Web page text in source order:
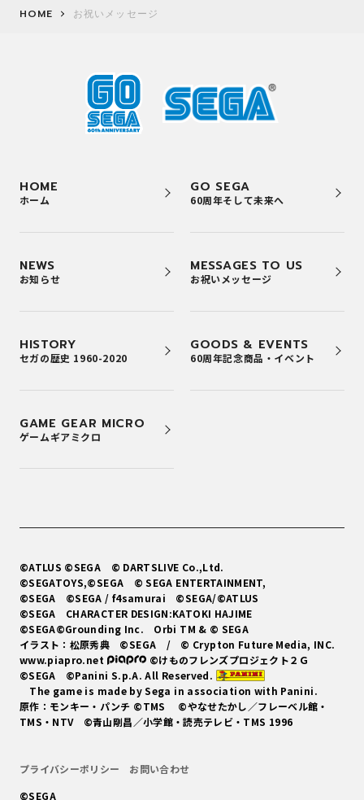
HOME お祝いメッセージ
HOME
ホーム
GO SEGA
60周年そして未来へ
NEWS
お知らせ
MESSAGES TO US
お祝いメッセージ
HISTORY
セガの歴史 1960-2020
GOODS & EVENTS
60周年記念商品・イベント
GAME GEAR MICRO
ゲームギアミクロ
©ATLUS ©SEGA © DARTSLIVE Co.,Ltd.
©SEGATOYS,©SEGA © SEGA ENTERTAINMENT,
©SEGA ©SEGA / f4samurai ©SEGA/©ATLUS
©SEGA CHARACTER DESIGN:KATOKI HAJIME
©SEGA©Grounding Inc. Orbi TM & © SEGA
イラスト：松原秀典 ©SEGA / © Crypton Future Media, INC.
www.piapro.net
©けものフレンズプロジェクト２Ｇ
©SEGA ©Panini S.p.A. All Reserved.
The game is made by Sega in association with Panini.
原作：モンキー・パンチ ©TMS ©やなせたかし／フレーベル館・
TMS・NTV ©青山剛昌／小学館・読売テレビ・TMS 1996
プライバシーポリシー
お問い合わせ
©SEGA